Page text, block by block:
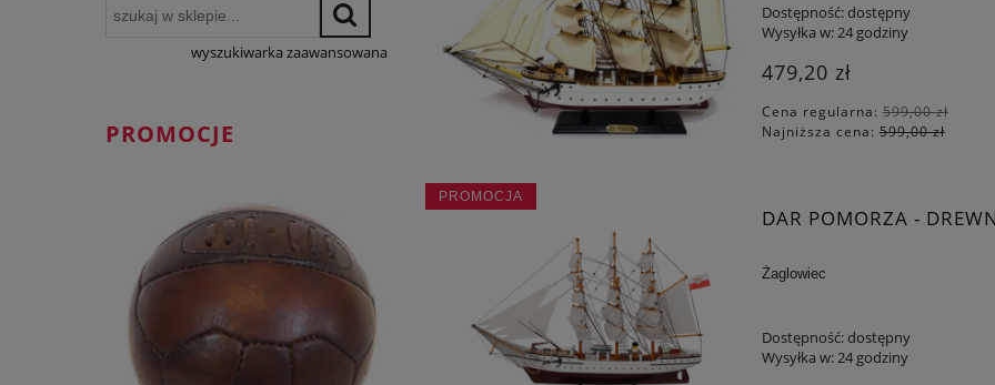
wyszukiwarka zaawansowana
PROMOCJE
Dostępność:dostępny
Wysyłka w: 24 godziny
479,20 zł
Cena regularna: 599,00 zł
Najniższa cena:599,00 zł
DAR POMORZA -
Żaglowiec
Dostępność:dostępny
Wysyłka w:24 godziny
PROMOCJA